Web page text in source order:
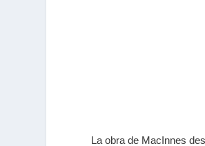
La obra de MacInnes